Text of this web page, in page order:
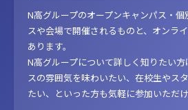
N高グループのオープンキャンパス・
スや会場で開催されるものと、オンラ
あります。
N高グループについて詳しく知りたい
スの雰囲気を味わいたい、在校生やス
たい、といった方も気軽に参加いただけ